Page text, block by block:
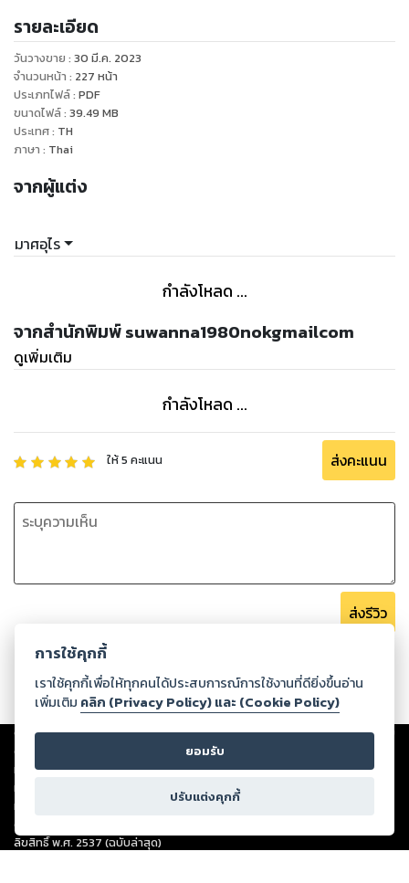
ผู้หญิงดีๆที่ไหนเขาจะมองไอ้โจรชาติชั่วว่าเป็นเทพบุตร มีแต่เรื่อง
เพ้อฝันทั้งเพ...เป็นใครมาได้ยินก็ต้องโกรธจนควันออกหูกันบ้างจริง
ไหม? และมากอยาก็ได้ยินชัดเต็มสองหู
---------------------------------
คำโปรย...
บอบบาง รัดรวมกันไว้ด้วยมือข้างเดียว ส่วนอีกข้างเขาจัดการ
ผิวขาวลออราวกับหยวกกล้วยปรากฏโฉมต่อหน้าขุนโจรเด่นชัด
องเรือนร่างที่มีส่วนเว้าส่วนโค้งรับกันอย่างพอเหมาะพอเจาะ
*************************
หมายเหตุ...
นิยายเรื่องนี้แต่งขึ้นจากจินตนาการของนักเขียนเอง ทั้งชื่อตัว
ละครหรือสถานที่ไม่มีอยู่จริง...
รายละเอียด
วันวางขาย : 30 มี.ค. 2023
จำนวนหน้า : 227 หน้า
ประเภทไฟล์: PDF
ขนาดไฟล์: 39.49 MB
ประเทศ: TH
ภาษา : Thai
จากผู้แต่ง
มาศอุไร
กำลังโหลด ...
จากสำนักพิมพ์ suwanna1980nokgmailcom
ดูเพิ่มเติม
กำลังโหลด ...
ให้5 คะแนน ส่งคะแนน
ส่งรีวิว
Copyright ©2026Storylog Co., Ltd. - สตอรี่ล็อกขอสงวนสิทธิ์ไม่รับผิดชอบ
ต่อผลงานหรือเนื้อหาใดที่อัปโหลดผ่านเว็บไซต์และปรากฏว่าละเมิดสิทธิใน
ทรัพย์สินทางปัญญาของบุคคลอื่นหรือขัดต่อกฎหมายและศีลธรรม ดังนั้น ผู้อ่าน
ทุกท่านโปรดใช้วิจารณญาณในการกลั่นกรองด้วยตนเอง และหากท่านพบว่าส่วน
หนึ่งส่วนใดขัดต่อกฎหมายและศีลธรรม กรุณาแจ้งมายังบริษัท เพื่อทีมงานจะได้
ดำเนินการในทันที ทั้งนี้ ทางสตอรี่ล็อกขอสงวนลิขสิทธิ์ตามพระราชบัญญัติ
ลิขสิทธิ์ พ.ศ. 2537 (ฉบับล่าสุด)
การใช้คุกกี้
เราใช้คุกกี้เพื่อให้ทุกคนได้ประสบการณ์การใช้งานที่ดียิ่งขึ้นอ่าน
เพิ่มเติม คลิก (Privacy Policy) และ (Cookie Policy)
ยอมรับ
ปรับแต่งคุกกี้